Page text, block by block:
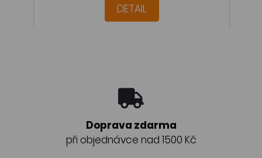
DETAIL
Doprava zdarma
při objednávce nad 1500 Kč